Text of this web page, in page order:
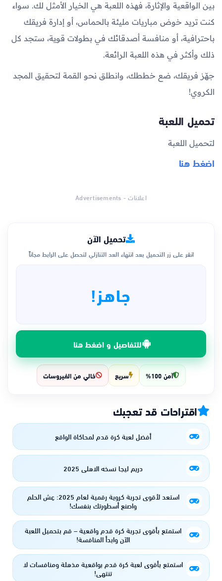
بين الواقعية والإثارة، فهذه اللعبة هي الخيار الأمثل لك. سواء
كنت تريد خوض مباريات مليئة بالحماس، أو إدارة فريقك
باحترافية، أو منافسة أصدقائك في بطولات قوية، ستجد كل
ذلك وأكثر في هذه اللعبة الرائعة.
جهّز فريقك، ضع خططك، وانطلق نحو القمة لتحقيق المجد
الكروي!
تحميل اللعبة
لتحميل اللعبة
اضغط هنا
اعلانات - Advertisements
تحميل الآن
انقر على زر التحميل بعد انتهاء العد التنازلي لتحصل على الرابط مجاناً
جاهز!
للتفاصيل و اضغط هنا
آمن 100% سريع خالي من الفيروسات
اقتراحات قد تعجبك
أفضل لعبة كرة قدم لمحاكاة الواقع
دريم ليجا نسخه الاهلي 2025
استعد لأقوى تجربة كروية رقمية لعام 2025: عِش الحلم
واصنع أسطورتك بنفسك!
استمتع بأقوى تجربة كرة قدم واقعية – قم بتحميل اللعبة
الآن وابدأ المنافسة!
استمتع بأقوى لعبة كرة قدم بواقعية مذهلة ومنافسات لا
تنتهي!